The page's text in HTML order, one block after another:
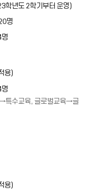
학년도 2학기부터 운영)
명
명
용)
명
특수교육, 글로벌교육→글
용)